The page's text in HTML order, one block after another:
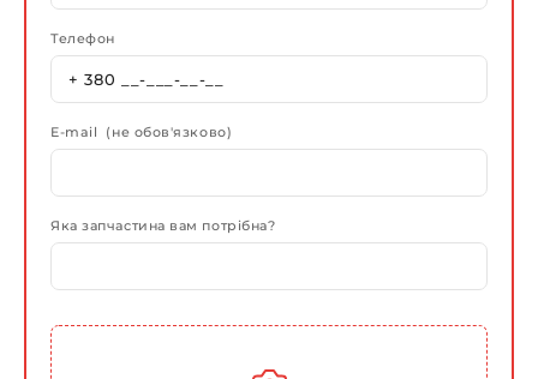
Телефон
E-mail (не обов'язково)
Яка запчастина вам потрібна?